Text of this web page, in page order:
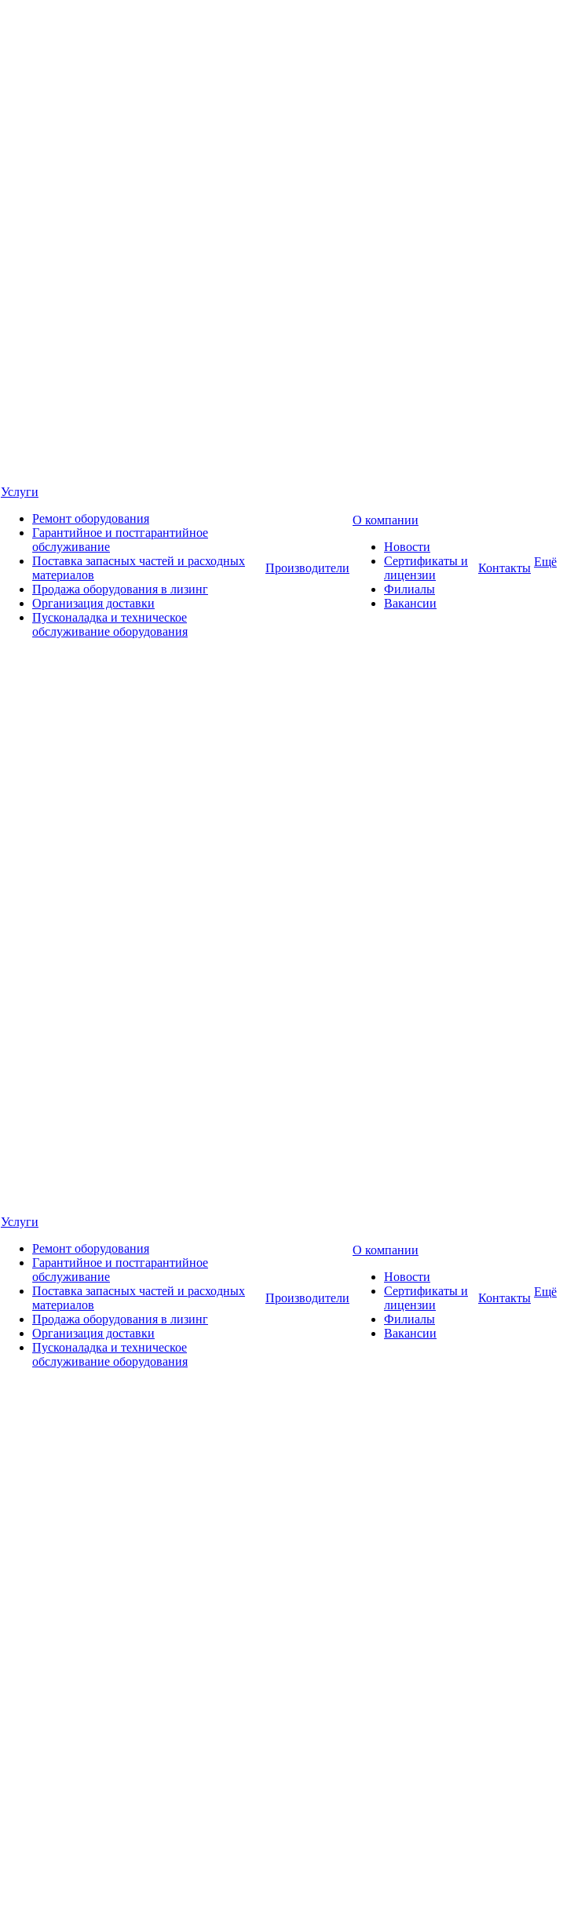
Услуги
Ремонт оборудования
Гарантийное и постгарантийное
обслуживание
Поставка запасных частей и расходных
материалов
Продажа оборудования в лизинг
Организация доставки
Пусконаладка и техническое
обслуживание оборудования
Производители
О компании
Новости
Сертификаты и
лицензии
Филиалы
Вакансии
Контакты Ещё
Услуги
Ремонт оборудования
Гарантийное и постгарантийное
обслуживание
Поставка запасных частей и расходных
материалов
Продажа оборудования в лизинг
Организация доставки
Пусконаладка и техническое
обслуживание оборудования
Производители
О компании
Новости
Сертификаты и
лицензии
Филиалы
Вакансии
Контакты Ещё